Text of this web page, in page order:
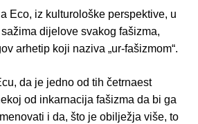
Eco, iz kulturološke perspektive, u
dijelove svakog fašizma,
arhetip koji naziva „ur-fašizmom“.
da je jedno od tih četrnaest
od inkarnacija fašizma da bi ga
i da, što je obilježja više, to